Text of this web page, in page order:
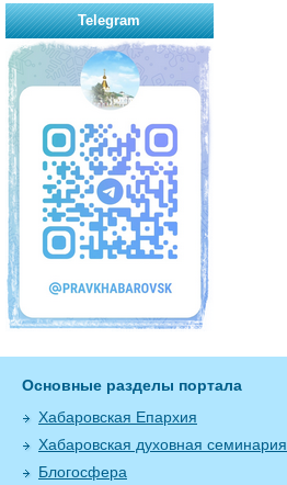
Telegram
Основные разделы портала
Хабаровская Епархия
Хабаровская духовная семинария
Блогосфера